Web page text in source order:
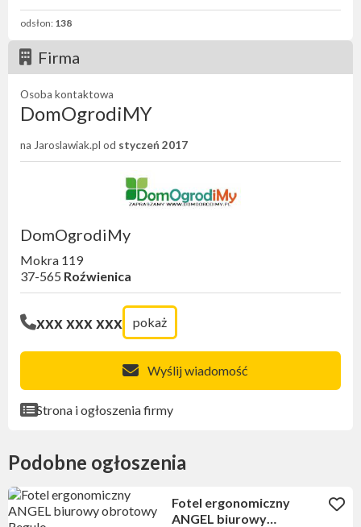
odsłon: 138
Firma
Osoba kontaktowa
DomOgrodiMY
na Jaroslawiak.pl od styczeń 2017
DomOgrodiMy
Mokra 119
37-565 Roźwienica
xxx xxx xxx pokaż
Wyślij wiadomość
Strona i ogłoszenia firmy
Podobne ogłoszenia
Fotel ergonomiczny
ANGEL biurowy